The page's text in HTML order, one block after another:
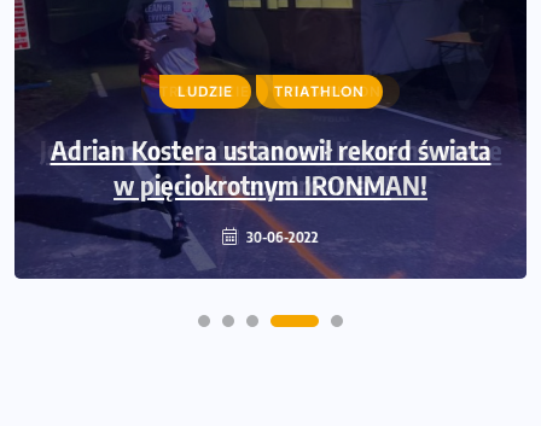
LUDZIE TRIATHLON
Adrian Kostera ustanowił rekord świata
w pięciokrotnym IRONMAN!
30-06-2022